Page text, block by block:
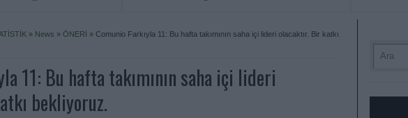
» News » ÖNERİ » Comunio Farkıyla 11: Bu hafta takımının saha içi lideri olacaktır. Bir katkı
11: Bu hafta takımının saha içi lideri
bekliyoruz.